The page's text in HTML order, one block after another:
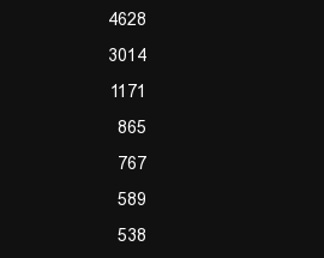
4628
3014
1171
865
767
589
538